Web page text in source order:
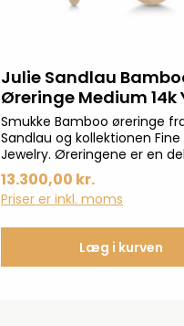
Julie Sandlau
Øreringe Medium 14k
HPM100
Smukke Bamboo øreringe
Sandlau og kollektionen Fine
Jewelry. Øreringene er en
Bamboo-kollektionen og ses i
guld. Inspirationen findes i
skønhed og drages mod
13.300,00 kr.
Priser er inkl. moms
Læg i kurven